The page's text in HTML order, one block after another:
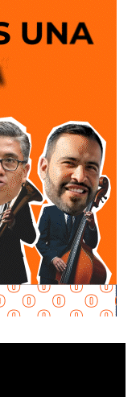
en contrario,
deudor, sin causa
licencia sin
su único o
quienes, durante
firme,
parcial o total sus
alimentarias.
teniendo
obligación
curso, ayuden al
como titulares
simulados
las
de las
por lo quelos
la FENAPO
Como
secundario por
avenida de la
se distribuirá
mediante la
Como salida
continuar por esta
Simón Díaz,
y el
la avenida